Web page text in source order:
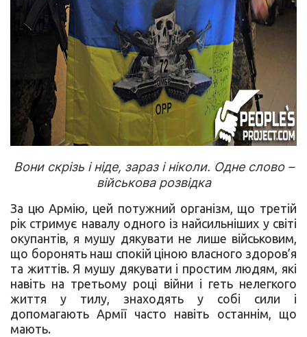
Вони скрізь і ніде, зараз і ніколи. Одне слово –
військова розвідка
За цю Армію, цей потужний організм, що третій
рік стримує навалу одного із найсильніших у світі
окупантів, я мушу дякувати не лише військовим,
що боронять наш спокій ціною власного здоров’я
та життів. Я мушу дякувати і простим людям, які
навіть на третьому році війни і геть нелегкого
життя у тилу, знаходять у собі сили і
допомагають Армії часто навіть останнім, що
мають.